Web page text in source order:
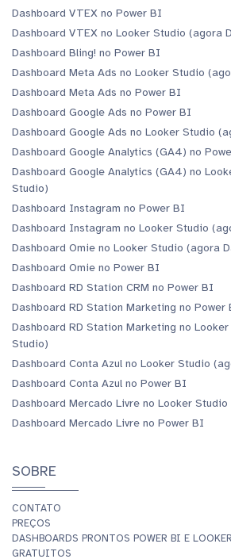
Dashboard VTEX no Power BI
Dashboard VTEX no Looker Studio (agora
Dashboard Bling! no Power BI
Dashboard Meta Ads no Looker Studio
Dashboard Meta Ads no Power BI
Dashboard Google Ads no Power BI
Dashboard Google Ads no Looker Studio
Dashboard Google Analytics (GA4) no
Dashboard Google Analytics (GA4) no
Studio)
Dashboard Instagram no Power BI
Dashboard Instagram no Looker Studio
Dashboard Omie no Looker Studio (agora
Dashboard Omie no Power BI
Dashboard RD Station CRM no Power BI
Dashboard RD Station Marketing no Power
Dashboard RD Station Marketing no
Studio)
Dashboard Conta Azul no Looker Studio
Dashboard Conta Azul no Power BI
Dashboard Mercado Livre no Looker
Dashboard Mercado Livre no Power BI
SOBRE
CONTATO
PREÇOS
DASHBOARDS PRONTOS POWER BI E
GRATUITOS